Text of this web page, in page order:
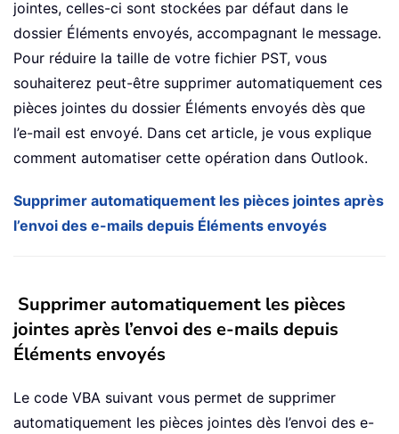
jointes, celles-ci sont stockées par défaut dans le
dossier Éléments envoyés, accompagnant le message.
Pour réduire la taille de votre fichier PST, vous
souhaiterez peut-être supprimer automatiquement ces
pièces jointes du dossier Éléments envoyés dès que
l’e-mail est envoyé. Dans cet article, je vous explique
comment automatiser cette opération dans Outlook.
Supprimer automatiquement les pièces jointes après
l’envoi des e-mails depuis Éléments envoyés
Supprimer automatiquement les pièces
jointes après l’envoi des e-mails depuis
Éléments envoyés
Le code VBA suivant vous permet de supprimer
automatiquement les pièces jointes dès l’envoi des e-